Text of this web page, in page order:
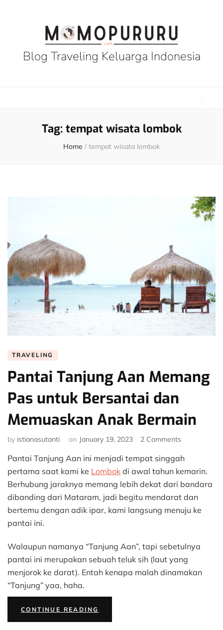
Blog Traveling Keluarga Indonesia
Tag: tempat wisata lombok
Home / tempat wisata lombok
TRAVELING
Pantai Tanjung Aan Memang
Pas untuk Bersantai dan
Memuaskan Anak Bermain
by istianasutanti on January 19, 2023 2 Comments
Tanjung
Aan
Memang
untuk
Bersantai
Anak
Bermain
Pantai Tanjung Aan ini menjadi tempat singgah
pertama saat kami ke Lombok di awal tahun kemarin.
Berhubung jaraknya memang lebih dekat dari bandara
dibanding dari Mataram, jadi begitu mendarat dan
bertemu dengan adik ipar, kami langsung menuju ke
pantai ini.
Walaupun namanya “Tanjung Aan”, tapi sebetulnya
pantai ini merupakan sebuah teluk sih (laut yang
menjorok ke darat). Entah kenapa malah dinamakan
“Tanjung” yaa, haha.
CONTINUE READINGTANJUNG
MEMANG